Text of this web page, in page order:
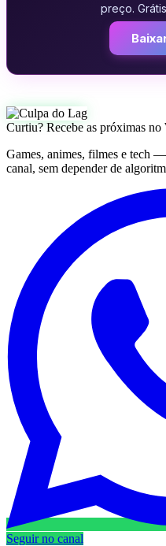
preço.
Curtiu? Recebe as próximas no
Games, animes, filmes e tech
canal, sem depender de
Seguir no canal